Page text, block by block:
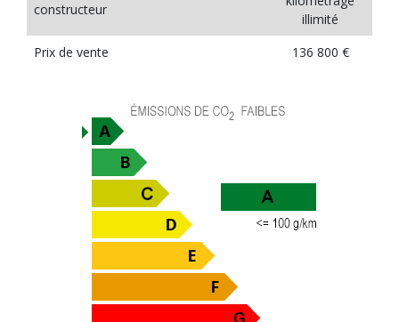
constructeur
illimité
Prix de vente
136 800 €